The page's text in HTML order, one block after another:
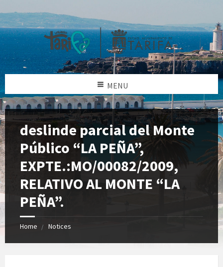
MENU
deslinde parcial del Monte
Público “LA PEÑA”,
EXPTE.:MO/00082/2009,
RELATIVO AL MONTE “LA
PEÑA”.
Home Notices